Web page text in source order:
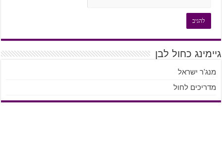
גיימינג כחול לבן
מנג'ר ישראל
מדריכים לחול